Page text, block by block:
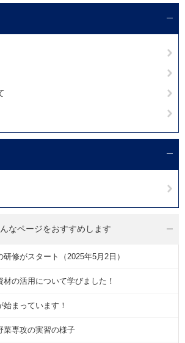
なページをおすすめします
修がスタート（2025年5月2日）
の活用について学びました！
まっています！
菜専攻の実習の様子